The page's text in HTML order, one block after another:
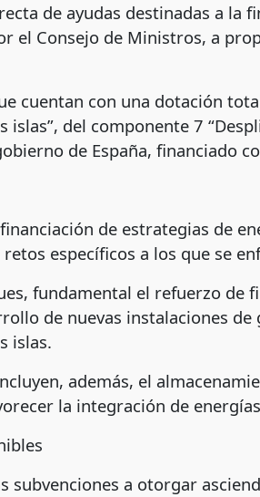
de ayudas destinadas a la
el Consejo de Ministros, a
cuentan con una dotación
islas”, del componente 7
de España, financiado
de estrategias de
específicos a los que se
fundamental el refuerzo
de nuevas instalaciones
islas.
además, el
la integración de
subvenciones a otorgar